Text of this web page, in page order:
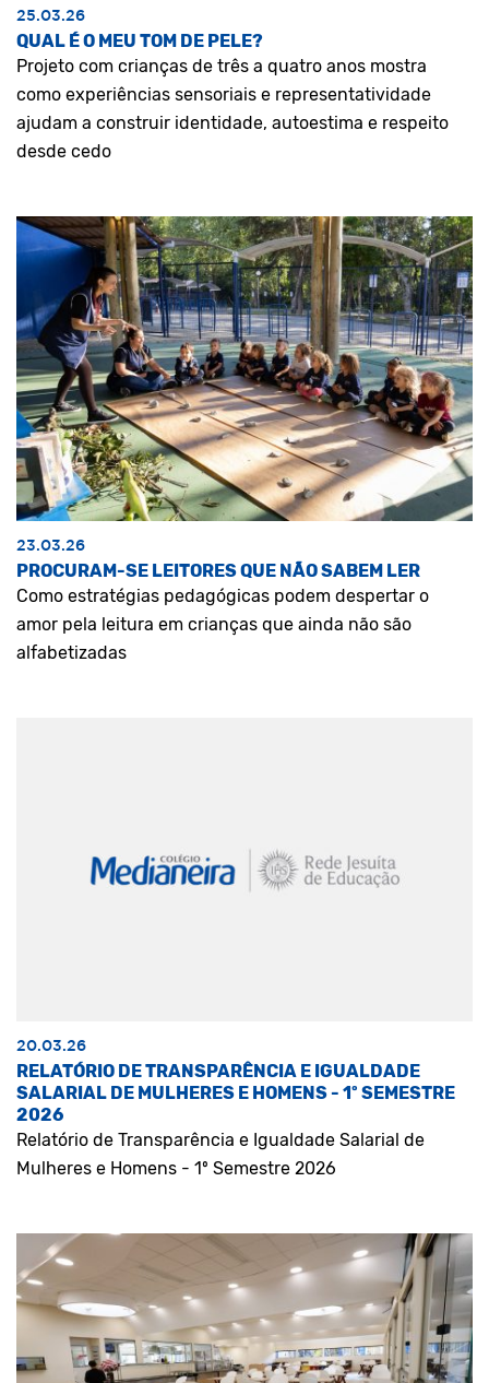
25.03.26
QUAL É O MEU TOM DE PELE?
Projeto com crianças de três a quatro anos mostra
como experiências sensoriais e representatividade
ajudam a construir identidade, autoestima e respeito
desde cedo
23.03.26
PROCURAM-SE LEITORES QUE NÃO SABEM LER
Como estratégias pedagógicas podem despertar o
amor pela leitura em crianças que ainda não são
alfabetizadas
20.03.26
RELATÓRIO DE TRANSPARÊNCIA E IGUALDADE
SALARIAL DE MULHERES E HOMENS - 1º SEMESTRE
2026
Relatório de Transparência e Igualdade Salarial de
Mulheres e Homens - 1º Semestre 2026